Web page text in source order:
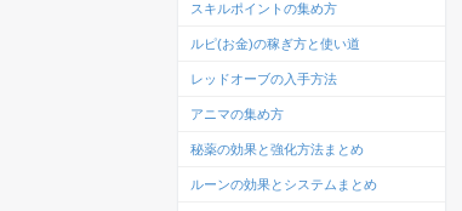
スキルポイントの集め方
ルピ(お金)の稼ぎ方と使い道
レッドオーブの入手方法
アニマの集め方
秘薬の効果と強化方法まとめ
ルーンの効果とシステムまとめ